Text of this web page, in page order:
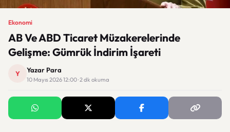
Ekonomi
AB Ve ABD Ticaret Müzakerelerinde
Gelişme: Gümrük İndirim İşareti
Y Yazar Para
10 Mayıs 2026 12:00 · 2 dk okuma